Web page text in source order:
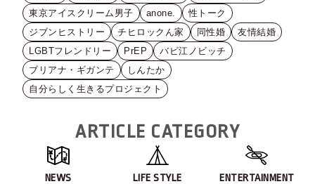
東京アイスクリーム男子
anone.
性トーク
ジブンヒストリー
チヒロックん家 同性婚
友情結婚
LGBTフレンドリー
PrEP
バビ江ノビッチ
ブリアナ・ギガンテ
しんたか
自分らしく生きるプロジェクト
ARTICLE CATEGORY
NEWS LIFE STYLE ENTERTAINMENT